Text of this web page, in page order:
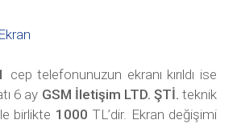
Ekran
cep telefonunuzun ekranı kırıldı ise
6 ay GSM İletişim LTD. ŞTİ. teknik
birlikte 1000 TL’dir. Ekran değişimi